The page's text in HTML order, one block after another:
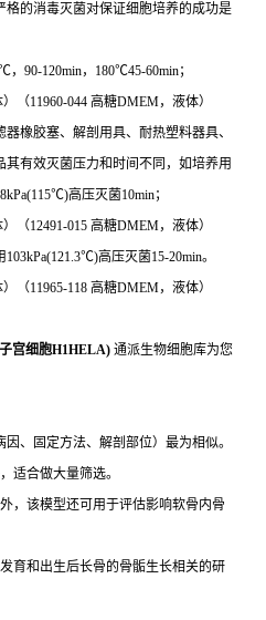
格的消毒灭菌对保证细胞培养的成功是
90-120min，180℃45-60min；
（11960-044 高糖DMEM，液体）
橡胶塞、解剖用具、耐热塑料器具、
有效灭菌压力和时间不同，如培养用
高压灭菌10min；
（12491-015 高糖DMEM，液体）
高压灭菌15-20min。
（11965-118 高糖DMEM，液体）
宫细胞H1HELA) 通派生物细胞库为您
、固定方法、解剖部位）最为相似。
适合做大量筛选。
，该模型还可用于评估影响软骨内骨
育和出生后长骨的骨骺生长相关的研